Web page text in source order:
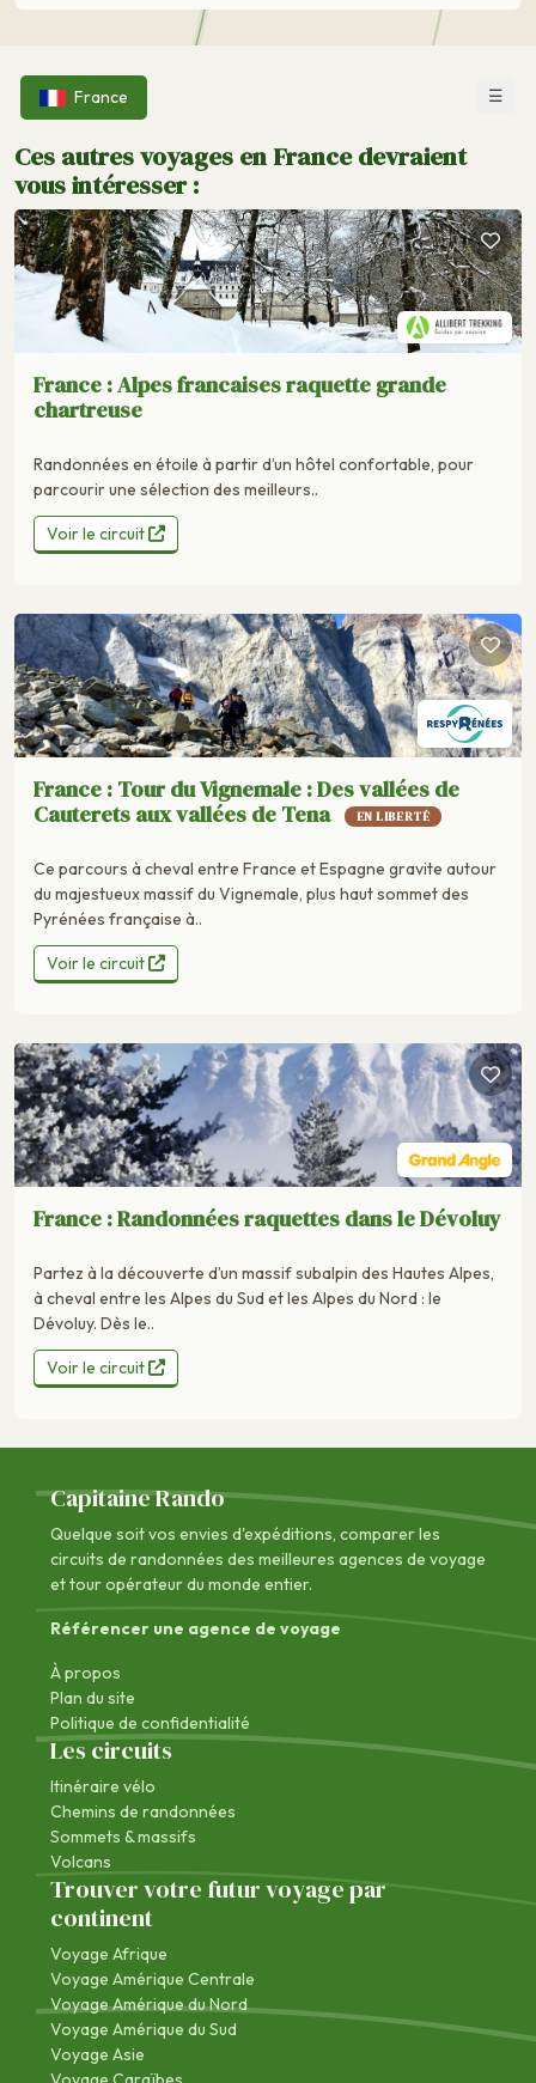
France ☰
Ces autres voyages en France devraient
vous intéresser :
France : Alpes francaises raquette grande
chartreuse
Randonnées en étoile à partir d’un hôtel confortable, pour
parcourir une sélection des meilleurs..
Voir le circuit
France : Tour du Vignemale : Des vallées de
Cauterets aux vallées de Tena
EN LIBERTÉ
Ce parcours à cheval entre France et Espagne gravite autour
du majestueux massif du Vignemale, plus haut sommet des
Pyrénées française à..
Voir le circuit
France : Randonnées raquettes dans le Dévoluy
Partez à la découverte d’un massif subalpin des Hautes Alpes,
à cheval entre les Alpes du Sud et les Alpes du Nord : le
Dévoluy. Dès le..
Voir le circuit
Capitaine Rando
Quelque soit vos envies d'expéditions, comparer les
circuits de randonnées des meilleures agences de voyage
et tour opérateur du monde entier.
Référencer une agence de voyage
À propos
Plan du site
Politique de confidentialité
Les circuits
Itinéraire vélo
Chemins de randonnées
Sommets & massifs
Volcans
Trouver votre futur voyage par
continent
Voyage Afrique
Voyage Amérique Centrale
Voyage Amérique du Nord
Voyage Amérique du Sud
Voyage Asie